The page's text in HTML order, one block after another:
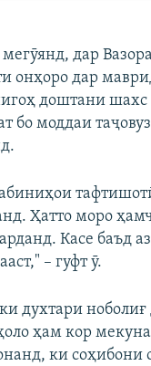
дар
онҳоро дар
доштани шахс
бо моддаи
Ҳатто моро
Касе баъд аз
– гуфт ӯ.
духтари ноболиғ
ҳам кор
ки соҳибони